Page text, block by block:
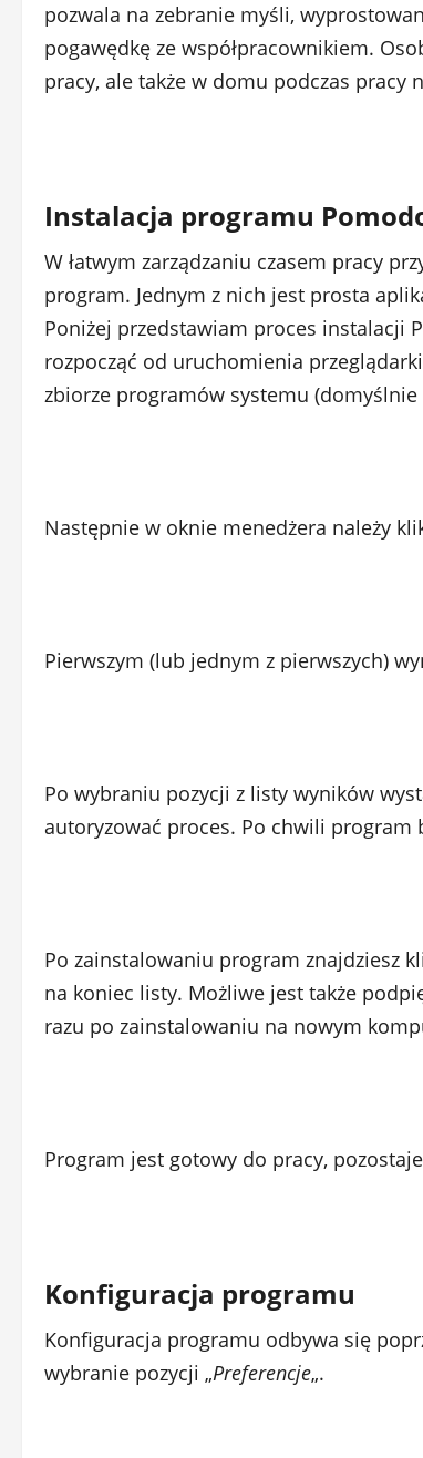
pozwala na zebranie myśli,
pogawędkę ze współpracownikiem.
pracy, ale także w domu podczas
Instalacja programu
W łatwym zarządzaniu czasem pracy
program. Jednym z nich jest prosta
Poniżej przedstawiam proces instalacji
rozpocząć od uruchomienia
zbiorze programów systemu
Następnie w oknie menedżera należy
Pierwszym (lub jednym z pierwszych)
Po wybraniu pozycji z listy wyników
autoryzować proces. Po chwili
Po zainstalowaniu program znajdziesz
na koniec listy. Możliwe jest także
razu po zainstalowaniu na nowym
Program jest gotowy do pracy,
Konfiguracja programu
Konfiguracja programu odbywa się
wybranie pozycji „Preferencje„.